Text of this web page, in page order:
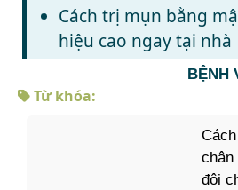
Cách trị mụn bằng
hiệu cao ngay tại nhà
BỆNH
Từ khóa:
chân
đôi